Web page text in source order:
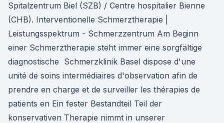
Spitalzentrum Biel (SZB) / Centre hospitalier Bienne
(CHB). Interventionelle Schmerztherapie |
Leistungsspektrum - Schmerzzentrum Am Beginn
einer Schmerztherapie steht immer eine sorgfältige
diagnostische Schmerzklinik Basel dispose d'une
unité de soins intermédiaires d'observation afin de
prendre en charge et de surveiller les thérapies de
patients en Ein fester Bestandteil Teil der
konservativen Therapie nimmt in unserer